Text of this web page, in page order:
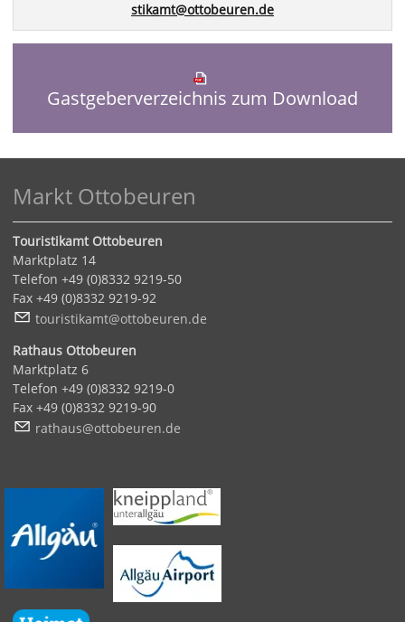
st k mt tt b r n d
Gastgeberverzeichnis zum Download
Markt Ottobeuren
Touristikamt Ottobeuren
Marktplatz 14
Telefon +49 (0)8332 9219-50
Fax +49 (0)8332 9219-92
t
r st k mt tt b r n d
Rathaus Ottobeuren
Marktplatz 6
Telefon +49 (0)8332 9219-0
Fax +49 (0)8332 9219-90
r th s tt b r n d